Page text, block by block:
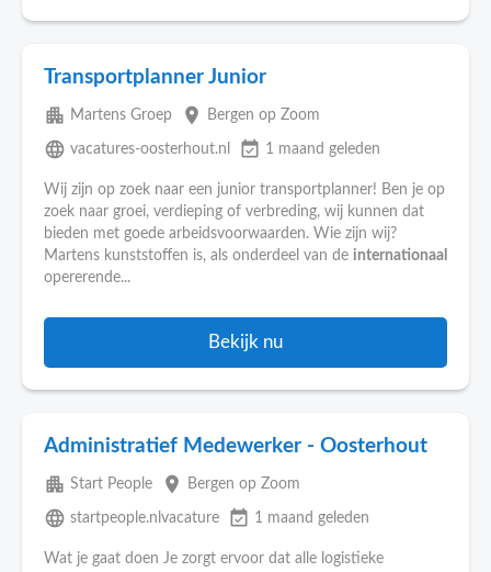
Transportplanner Junior
apartment Martens Groep place Bergen op Zoom
language vacatures-oosterhout.nl event_available 1 maand geleden
Wij zijn op zoek naar een junior transportplanner! Ben je op
zoek naar groei, verdieping of verbreding, wij kunnen dat
bieden met goede arbeidsvoorwaarden. Wie zijn wij?
Martens kunststoffen is, als onderdeel van de internationaal
opererende...
Bekijk nu
Administratief Medewerker - Oosterhout
apartment Start People place Bergen op Zoom
language startpeople.nlvacature event_available 1 maand geleden
Wat je gaat doen Je zorgt ervoor dat alle logistieke